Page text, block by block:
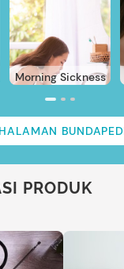
Morning Sickness
PRODUK